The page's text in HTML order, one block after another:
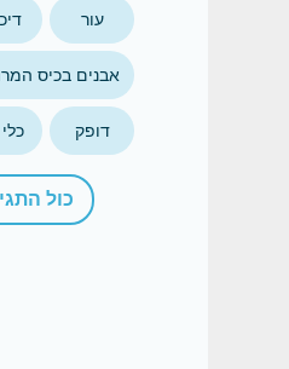
עור
אבנים בכיס
דופק
כול